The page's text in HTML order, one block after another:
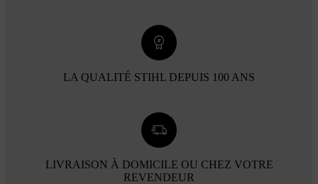
LA QUALITÉ STIHL DEPUIS 100 ANS
LIVRAISON À DOMICILE OU CHEZ VOTRE
REVENDEUR